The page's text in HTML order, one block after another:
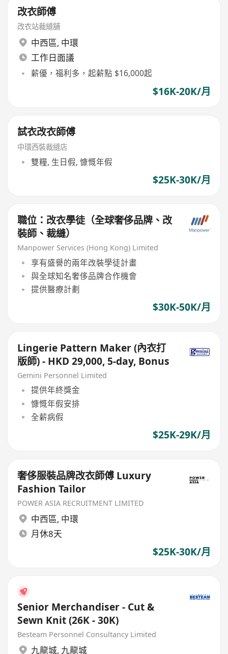
改衣師傅
改衣站裁縫舖
中西區, 中環
工作日面議
薪優，福利多，起薪點 $16,000起
$16K-20K/月
試衣改衣師傅
中環西裝裁縫店
雙糧, 生日假, 慷慨年假
$25K-30K/月
職位：改衣學徒（全球奢侈品牌、改
裝師、裁縫）
Manpower Services (Hong Kong) Limited
享有盛譽的兩年改裝學徒計畫
與全球知名奢侈品牌合作機會
提供醫療計劃
$30K-50K/月
Lingerie Pattern Maker (內衣打
版師) - HKD 29,000, 5-day, Bonus
Gemini Personnel Limited
提供年終獎金
慷慨年假安排
全薪病假
$25K-29K/月
奢侈服裝品牌改衣師傅 Luxury
Fashion Tailor
POWER ASIA RECRUITMENT LIMITED
中西區, 中環
月休8天
$25K-30K/月
Senior Merchandiser - Cut &
Sewn Knit (26K - 30K)
Besteam Personnel Consultancy Limited
九龍城, 九龍城